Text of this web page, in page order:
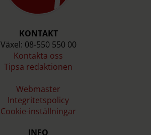
KONTAKT
Växel: 08-550 550 00
Kontakta oss
Tipsa redaktionen
Webmaster
Integritetspolicy
Cookie-inställningar
INFO